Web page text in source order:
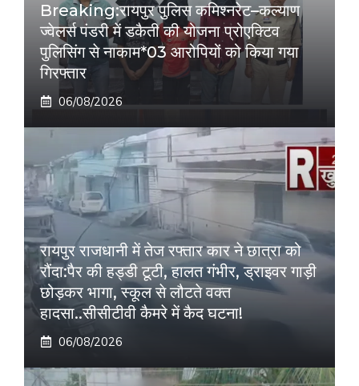
Breaking:रायपुर पुलिस कमिश्नरेट–कल्याण
ज्वेलर्स पंडरी में डकैती की योजना प्रोएक्टिव
पुलिसिंग से नाकाम*03 आरोपियों को किया गया
गिरफ्तार
06/08/2026
रायपुर राजधानी में तेज रफ्तार कार ने छात्रा को
रौंदा:पैर की हड्डी टूटी, हालत गंभीर, ड्राइवर गाड़ी
छोड़कर भागा, स्कूल से लौटते वक्त
हादसा..सीसीटीवी कैमरे में कैद घटना!
06/08/2026